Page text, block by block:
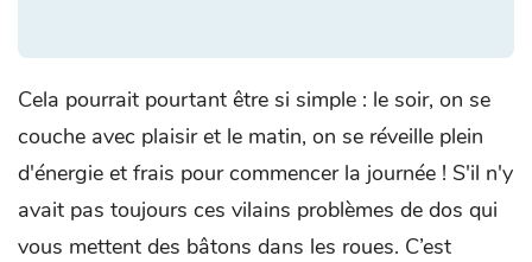
Cela pourrait pourtant être si simple : le soir, on se
couche avec plaisir et le matin, on se réveille plein
d'énergie et frais pour commencer la journée ! S'il n'y
avait pas toujours ces vilains problèmes de dos qui
vous mettent des bâtons dans les roues. C’est